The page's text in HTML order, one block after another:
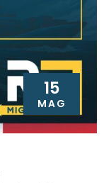
15
MAG